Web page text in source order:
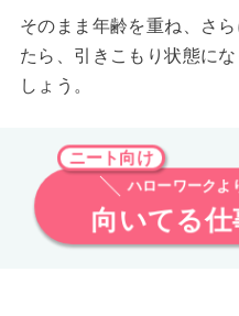
そのまま年齢を重ね、さ
たら、引きこもり状態に
しょう。
ニート向け
ハローワークよ
向いてる